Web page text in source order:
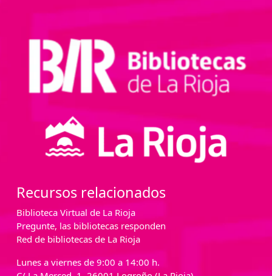
Recursos relacionados
Biblioteca Virtual de La Rioja
Pregunte, las bibliotecas responden
Red de bibliotecas de La Rioja
Lunes a viernes de 9:00 a 14:00 h.